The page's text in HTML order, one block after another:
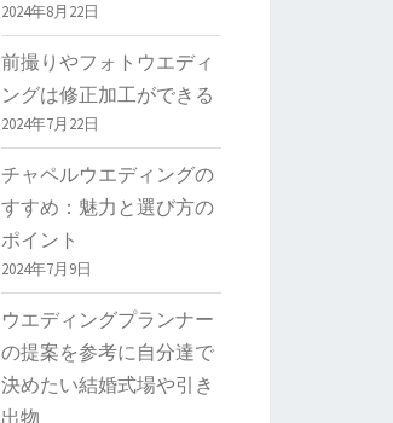
2024年8月22日
前撮りやフォトウエディ
ングは修正加工ができる
2024年7月22日
チャペルウエディングの
すすめ：魅力と選び方の
ポイント
2024年7月9日
ウエディングプランナー
の提案を参考に自分達で
決めたい結婚式場や引き
出物